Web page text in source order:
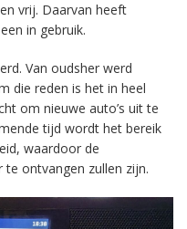
vrij. Daarvan heeft
in gebruik.
Van oudsher werd
die reden is het in heel
om nieuwe auto’s uit te
tijd wordt het bereik
waardoor de
ontvangen zullen zijn.